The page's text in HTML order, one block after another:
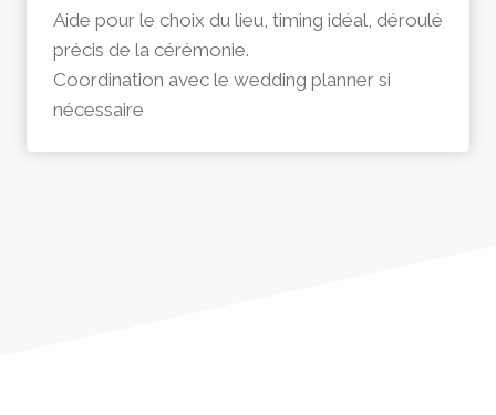
Aide pour le choix du lieu, timing idéal, déroulé
précis de la cérémonie.
Coordination avec le wedding planner si
nécessaire